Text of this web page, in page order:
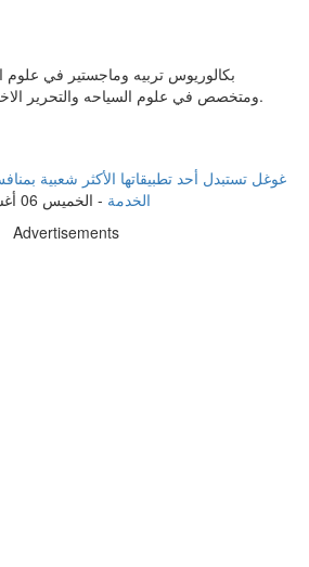
بكالوريوس تربيه وماجستير في علوم
ومتخصص في علوم السياحه والتحرير الاخباري التلفزيوني والصحفي.
الخدمة - الخميس 06 أغسطس 2026 04:30 مساءً
Advertisements